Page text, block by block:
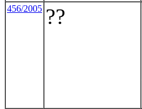
456/2005 ??